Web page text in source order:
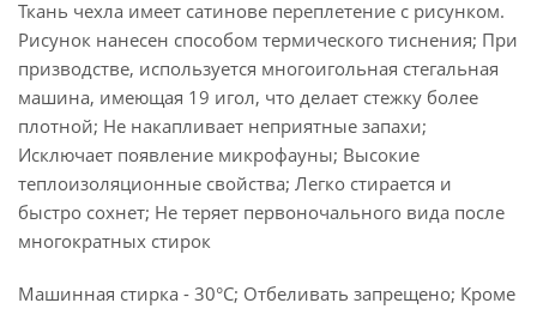
Ткань чехла имеет сатинове переплетение с рисунком.
Рисунок нанесен способом термического тиснения; При
призводстве, используется многоигольная стегальная
машина, имеющая 19 игол, что делает стежку более
плотной; Не накапливает неприятные запахи;
Исключает появление микрофауны; Высокие
теплоизоляционные свойства; Легко стирается и
быстро сохнет; Не теряет первоночального вида после
многократных стирок
Машинная стирка - 30°C; Отбеливать запрещено; Кроме